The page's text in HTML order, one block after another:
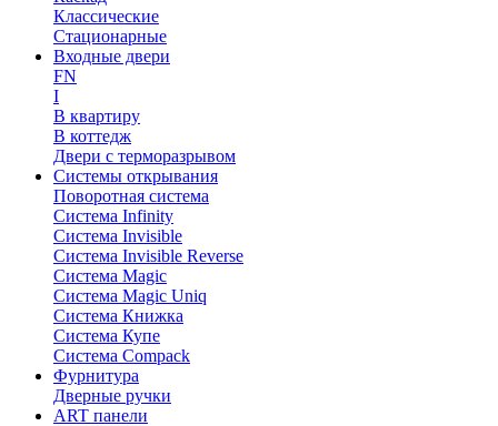
Классические
Стационарные
Входные двери
FN
I
В квартиру
В коттедж
Двери с терморазрывом
Системы открывания
Поворотная система
Система Infinity
Система Invisible
Система Invisible Reverse
Система Magic
Система Magic Uniq
Система Книжка
Система Купе
Система Compack
Фурнитура
Дверные ручки
ART панели